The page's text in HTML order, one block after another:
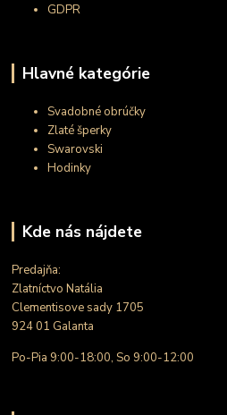
GDPR
Hlavné kategórie
Svadobné obrúčky
Zlaté šperky
Swarovski
Hodinky
Kde nás nájdete
Predajňa:
Zlatníctvo Natália
Clementisove sady 1705
924 01 Galanta
Po-Pia 9:00-18:00, So 9:00-12:00